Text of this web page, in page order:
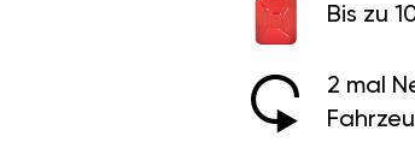
Bis zu
2 mal